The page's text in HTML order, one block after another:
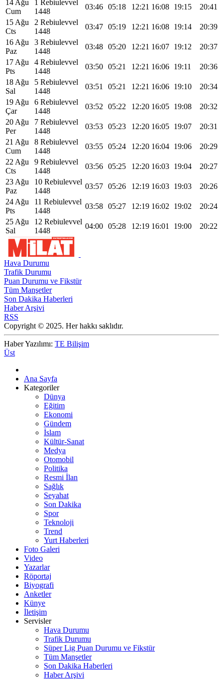
14 Ağu
Cum
1 Rebiulevvel
1448
03:46 05:18 12:21 16:08 19:15
20:41
15 Ağu
Cts
2 Rebiulevvel
1448
03:47 05:19 12:21 16:08 19:14
20:39
16 Ağu
Paz
3 Rebiulevvel
1448
03:48 05:20 12:21 16:07 19:12
20:37
17 Ağu
Pts
4 Rebiulevvel
1448
03:50 05:21 12:21 16:06 19:11
20:36
18 Ağu
Sal
5 Rebiulevvel
1448
03:51 05:21 12:21 16:06 19:10
20:34
19 Ağu
Çar
6 Rebiulevvel
1448
03:52 05:22 12:20 16:05 19:08
20:32
20 Ağu
Per
7 Rebiulevvel
1448
03:53 05:23 12:20 16:05 19:07
20:31
21 Ağu
Cum
8 Rebiulevvel
1448
03:55 05:24 12:20 16:04 19:06
20:29
22 Ağu
Cts
9 Rebiulevvel
1448
03:56 05:25 12:20 16:03 19:04
20:27
23 Ağu
Paz
10 Rebiulevvel
1448
03:57 05:26 12:19 16:03 19:03
20:26
24 Ağu
Pts
11 Rebiulevvel
1448
03:58 05:27 12:19 16:02 19:02
20:24
25 Ağu
Sal
12 Rebiulevvel
1448
04:00 05:28 12:19 16:01 19:00 20:22
Hava Durumu
Trafik Durumu
Puan Durumu ve Fikstür
Tüm Manşetler
Son Dakika Haberleri
Haber Arşivi
RSS
Copyright © 2025. Her hakkı saklıdır.
Haber Yazılımı: TE Bilişim
Üst
Ana Sayfa
Kategoriler
Dünya
Eğitim
Ekonomi
Gündem
İslam
Kültür-Sanat
Medya
Otomobil
Politika
Resmi İlan
Sağlık
Seyahat
Son Dakika
Spor
Teknoloji
Trend
Yurt Haberleri
Foto Galeri
Video
Yazarlar
Röportaj
Biyografi
Anketler
Künye
İletişim
Servisler
Hava Durumu
Trafik Durumu
Süper Lig Puan Durumu ve Fikstür
Tüm Manşetler
Son Dakika Haberleri
Haber Arşivi